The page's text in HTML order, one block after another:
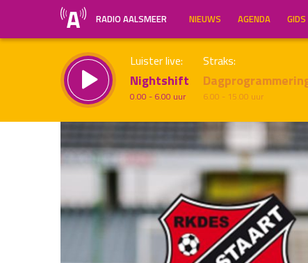
RADIO AALSMEER NIEUWS AGENDA GIDS
Luister live:
Nightshift
0.00 - 6.00 uur
Straks:
6.00 - 15.00 uur
Inklappen